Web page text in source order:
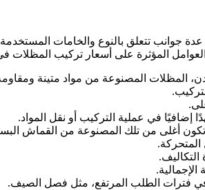
جوانب تتعلق بالنوع والخامات
المؤثرة على أسعار تركيب المظلات
المظلات المصنوعة من مواد متينة
في عملية التركيب أو نقل المواد.
تكون أغلى من تلك المصنوعة من القماش
فترات الطلب المرتفع، مثل فصل الصيف.